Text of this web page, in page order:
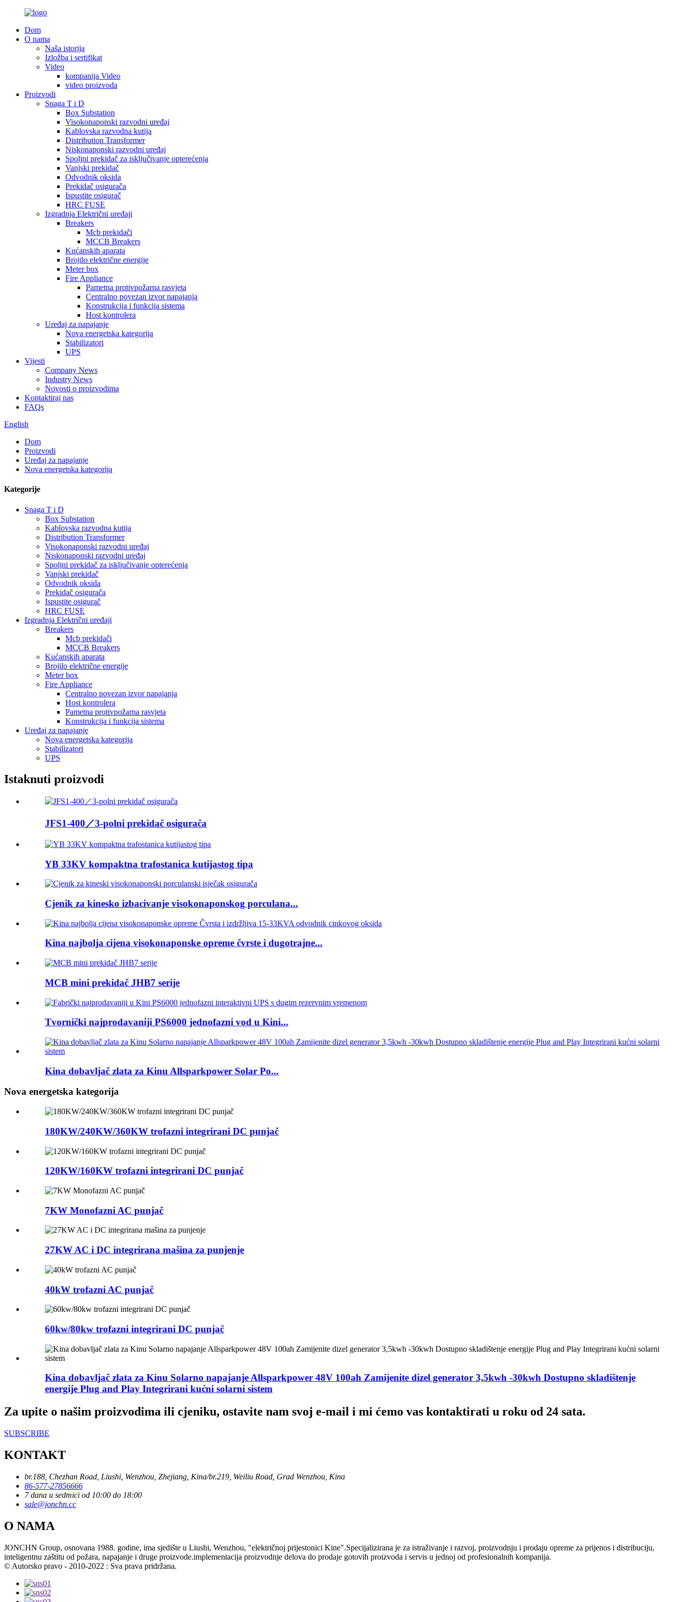
Dom
O nama
Naša istorija
Izložba i sertifikat
Video
kompanija Video
video proizvoda
Proizvodi
Snaga T i D
Box Substation
Visokonaponski razvodni uređaj
Kablovska razvodna kutija
Distribution Transformer
Niskonaponski razvodni uređaj
Spoljni prekidač za isključivanje opterećenja
Vanjski prekidač
Odvodnik oksida
Prekidač osigurača
Ispustite osigurač
HRC FUSE
Izgradnja Električni uređaji
Breakers
Mcb prekidači
MCCB Breakers
Kućanskih aparata
Brojilo električne energije
Meter box
Fire Appliance
Pametna protivpožarna rasvjeta
Centralno povezan izvor napajanja
Konstrukcija i funkcija sistema
Host kontrolera
Uređaj za napajanje
Nova energetska kategorija
Stabilizatori
UPS
Vijesti
Company News
Industry News
Novosti o proizvodima
Kontaktiraj nas
FAQs
English
Dom
Proizvodi
Uređaj za napajanje
Nova energetska kategorija
Kategorije
Snaga T i D
Box Substation
Kablovska razvodna kutija
Distribution Transformer
Visokonaponski razvodni uređaj
Niskonaponski razvodni uređaj
Spoljni prekidač za isključivanje opterećenja
Vanjski prekidač
Odvodnik oksida
Prekidač osigurača
Ispustite osigurač
HRC FUSE
Izgradnja Električni uređaji
Breakers
Mcb prekidači
MCCB Breakers
Kućanskih aparata
Brojilo električne energije
Meter box
Fire Appliance
Centralno povezan izvor napajanja
Host kontrolera
Pametna protivpožarna rasvjeta
Konstrukcija i funkcija sistema
Uređaj za napajanje
Nova energetska kategorija
Stabilizatori
UPS
Istaknuti proizvodi
JFS1-400／3-polni prekidač osigurača
YB 33KV kompaktna trafostanica kutijastog tipa
Cjenik za kinesko izbacivanje visokonaponskog porculana...
Kina najbolja cijena visokonaponske opreme čvrste i dugotrajne...
MCB mini prekidač JHB7 serije
Tvornički najprodavaniji PS6000 jednofazni vod u Kini...
Kina dobavljač zlata za Kinu Allsparkpower Solar Po...
Nova energetska kategorija
180KW/240KW/360KW trofazni integrirani DC punjač
120KW/160KW trofazni integrirani DC punjač
7KW Monofazni AC punjač
27KW AC i DC integrirana mašina za punjenje
40kW trofazni AC punjač
60kw/80kw trofazni integrirani DC punjač
Kina dobavljač zlata za Kinu Solarno napajanje Allsparkpower 48V 100ah Zamijenite dizel generator 3,5kwh -30kwh Dostupno skladištenje
energije Plug and Play Integrirani kućni solarni sistem
Za upite o našim proizvodima ili cjeniku, ostavite nam svoj e-mail i mi ćemo vas kontaktirati u roku od 24 sata.
SUBSCRIBE
KONTAKT
br.188, Chezhan Road, Liushi, Wenzhou, Zhejiang, Kina/br.219, Weiliu Road, Grad Wenzhou, Kina
86-577-27856666
7 dana u sedmici od 10:00 do 18:00
sale@jonchn.cc
O NAMA
JONCHN Group, osnovana 1988. godine, ima sjedište u Liushi, Wenzhou, "električnoj prijestonici Kine".Specijalizirana je za istraživanje i razvoj, proizvodnju i prodaju opreme za prijenos i distribuciju,
inteligentnu zaštitu od požara, napajanje i druge proizvode.implementacija proizvodnje delova do prodaje gotovih proizvoda i servis u jednoj od profesionalnih kompanija.
© Autorsko pravo - 2010-2022 : Sva prava pridržana.